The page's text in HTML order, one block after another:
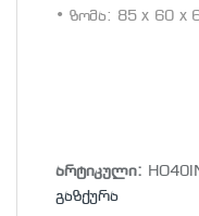
• ზომა: 85 x 60 x
არტიკული:
გაზქურა